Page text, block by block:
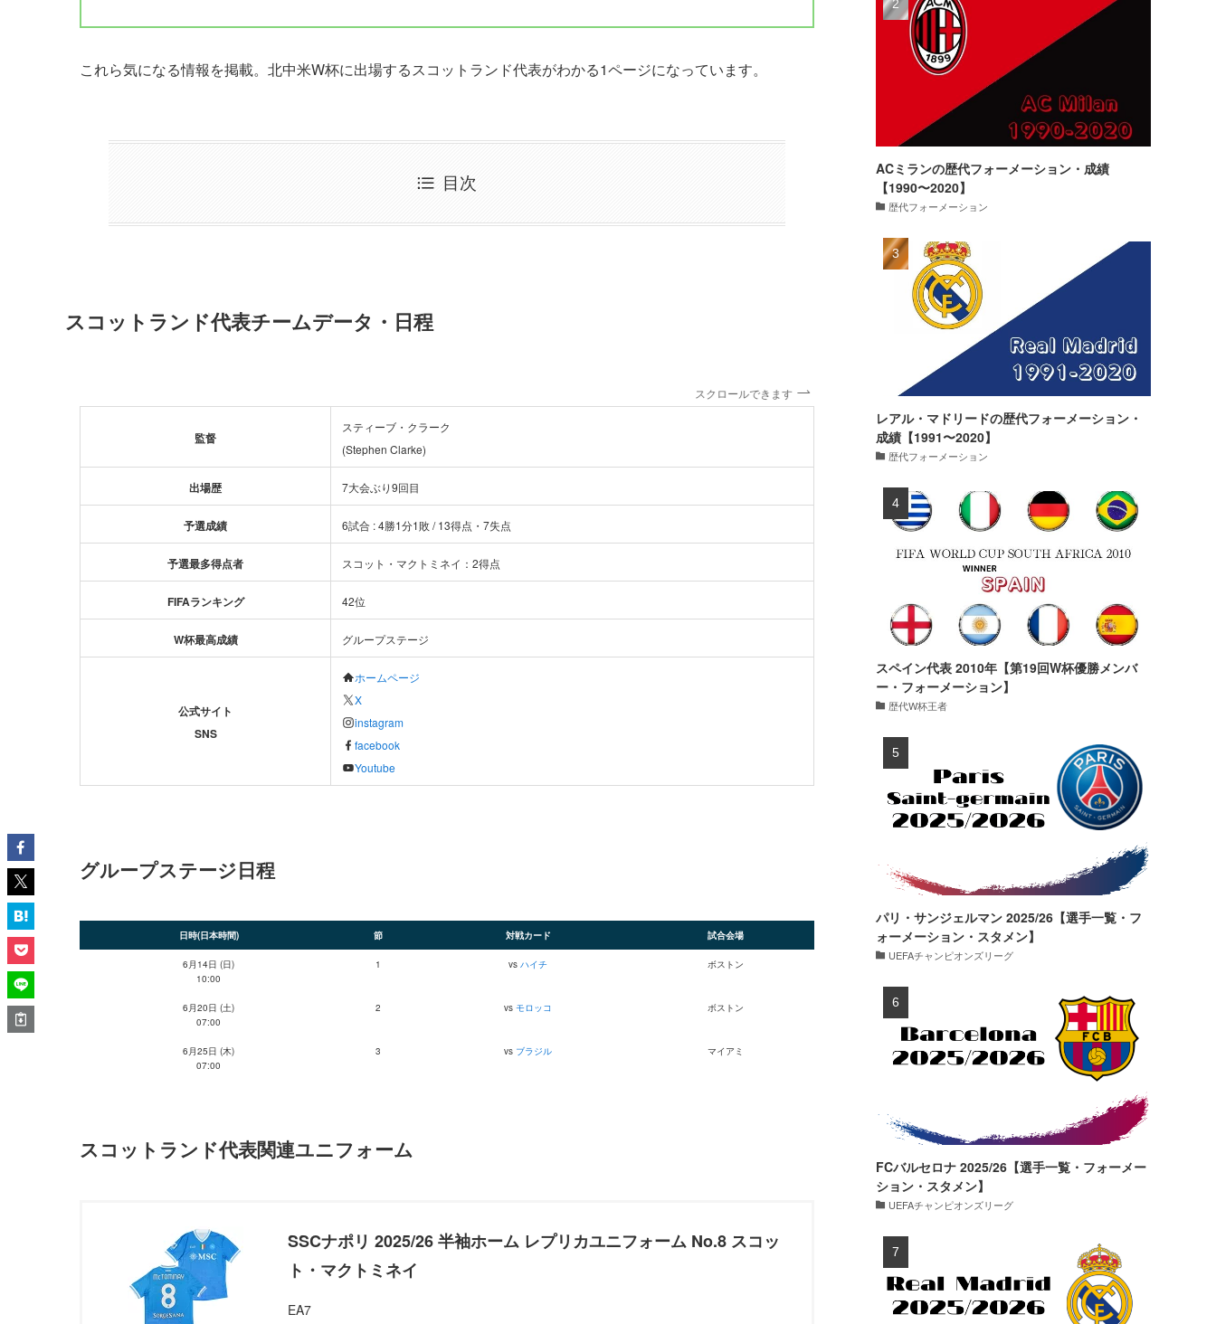
これら気になる情報を掲載。北中米W杯に出場するスコットランド代表がわかる1ページになっています。
目次
スコットランド代表チームデータ・日程
スクロールできます
監督
スティーブ・クラーク
(Stephen Clarke)
出場歴 7大会ぶり9回目
予選成績 6試合 : 4勝1分1敗 / 13得点・7失点
予選最多得点者 スコット・マクトミネイ：2得点
FIFAランキング 42位
W杯最高成績 グループステージ
公式サイト
SNS
ホームページ
X
instagram
facebook
Youtube
グループステージ日程
日時(日本時間) 節 対戦カード 試合会場
6月14日 (日)
10:00
1 vs ハイチ ボストン
6月20日 (土)
07:00
2 vs モロッコ ボストン
6月25日 (木)
07:00
3 vs ブラジル マイアミ
スコットランド代表関連ユニフォーム
SSCナポリ 2025/26 半袖ホーム レプリカユニフォーム No.8 スコッ
ト・マクトミネイ
EA7
ACミランの歴代フォーメーション・成績
【1990〜2020】
歴代フォーメーション
レアル・マドリードの歴代フォーメーション・
成績【1991〜2020】
歴代フォーメーション
スペイン代表 2010年【第19回W杯優勝メンバ
ー・フォーメーション】
歴代W杯王者
パリ・サンジェルマン 2025/26【選手一覧・フ
ォーメーション・スタメン】
UEFAチャンピオンズリーグ
FCバルセロナ 2025/26【選手一覧・フォーメー
ション・スタメン】
UEFAチャンピオンズリーグ